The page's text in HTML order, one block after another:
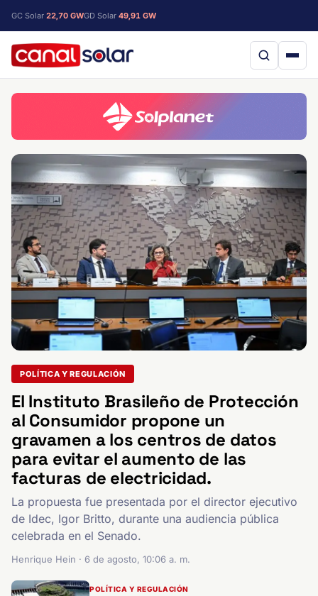
GC Solar 22,70 GWGD Solar 49,91 GW
POLÍTICA Y REGULACIÓN
POLÍTICA Y REGULACIÓN
El Instituto Brasileño de Protección
al Consumidor propone un
gravamen a los centros de datos
para evitar el aumento de las
facturas de electricidad.
La propuesta fue presentada por el director ejecutivo
de Idec, Igor Britto, durante una audiencia pública
celebrada en el Senado.
Henrique Hein · 6 de agosto, 10:06 a. m.